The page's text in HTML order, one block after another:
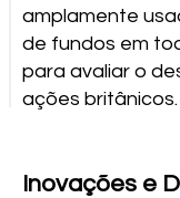
amplamente
de fundos em
para avaliar o
ações britânicos.
Inovações e